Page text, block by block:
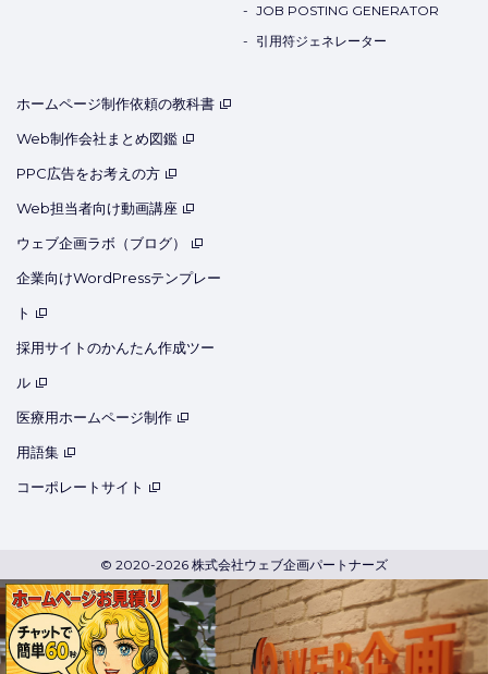
JOB POSTING GENERATOR
引用符ジェネレーター
ホームページ制作依頼の教科書
Web制作会社まとめ図鑑
PPC広告をお考えの方
Web担当者向け動画講座
ウェブ企画ラボ（ブログ）
企業向けWordPressテンプレー
ト
採用サイトのかんたん作成ツー
ル
医療用ホームページ制作
用語集
コーポレートサイト
© 2020-2026 株式会社ウェブ企画パートナーズ